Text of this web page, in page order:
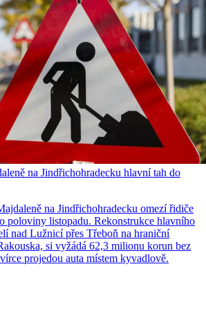
na Jindřichohradecku hlavní tah do
na Jindřichohradecku omezí řidiče
poloviny listopadu. Rekonstrukce hlavního
nad Lužnicí přes Třeboň na hraniční
si vyžádá 62,3 milionu korun bez
projedou auta místem kyvadlově.